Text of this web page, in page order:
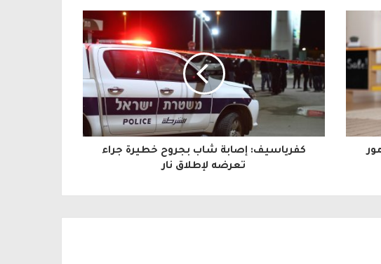
كفرياسيف: إصابة شاب بجروح خطيرة جراء
تعرضه لإطلاق نار